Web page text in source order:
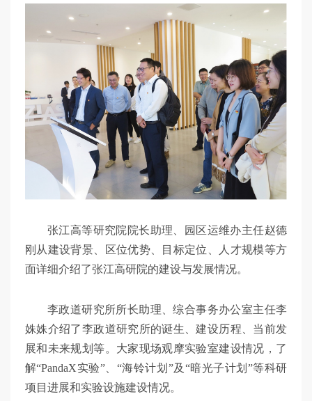
张江高等研究院院长助理、园区运维办主任赵德
刚从建设背景、区位优势、目标定位、人才规模等方
面详细介绍了张江高研院的建设与发展情况。
李政道研究所所长助理、综合事务办公室主任李
姝姝介绍了李政道研究所的诞生、建设历程、当前发
展和未来规划等。大家现场观摩实验室建设情况，了
解“PandaX实验”、“海铃计划”及“暗光子计划”等科研
项目进展和实验设施建设情况。